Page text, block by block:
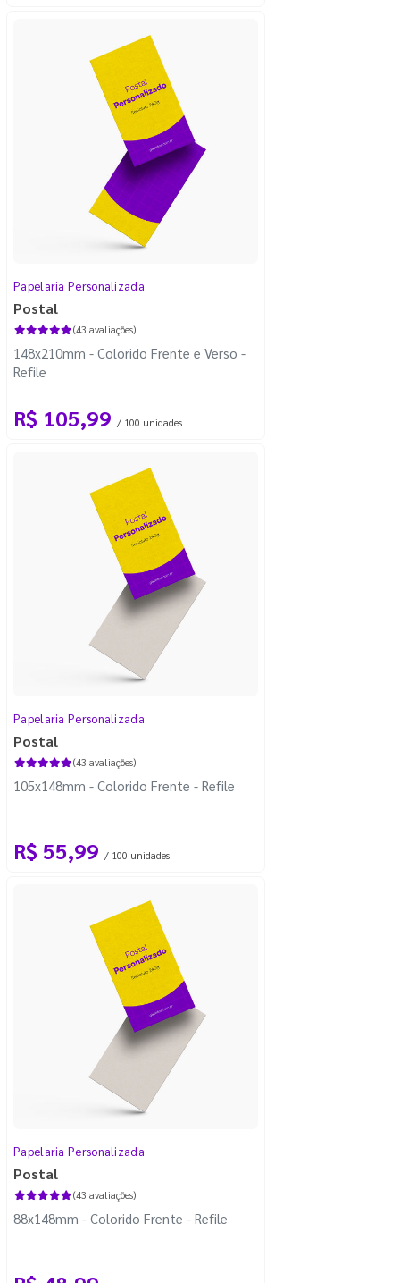
Papelaria Personalizada
Postal
(43 avaliações)
148x210mm - Colorido Frente e Verso -
Refile
R$ 105,99 / 100 unidades
Papelaria Personalizada
Postal
(43 avaliações)
105x148mm - Colorido Frente - Refile
R$ 55,99 / 100 unidades
Papelaria Personalizada
Postal
(43 avaliações)
88x148mm - Colorido Frente - Refile